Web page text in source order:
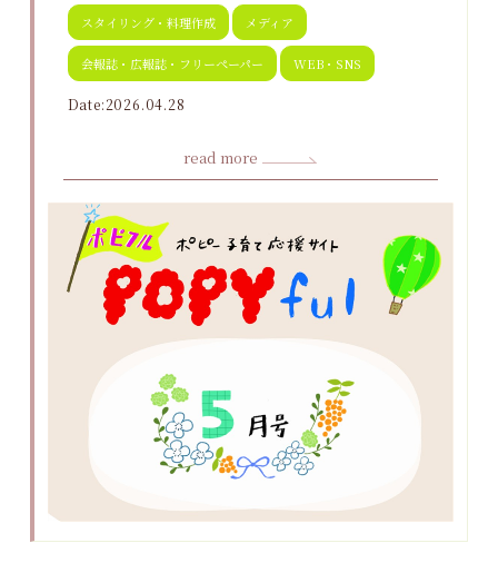
スタイリング・料理作成 メディア
会報誌・広報誌・フリーペーパー WEB・SNS
Date:2026.04.28
read more